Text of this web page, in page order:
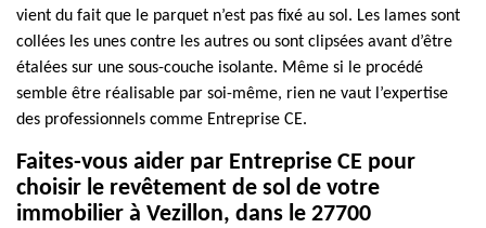
vient du fait que le parquet n’est pas fixé au sol. Les lames sont
collées les unes contre les autres ou sont clipsées avant d’être
étalées sur une sous-couche isolante. Même si le procédé
semble être réalisable par soi-même, rien ne vaut l’expertise
des professionnels comme Entreprise CE.
Faites-vous aider par Entreprise CE pour
choisir le revêtement de sol de votre
immobilier à Vezillon, dans le 27700